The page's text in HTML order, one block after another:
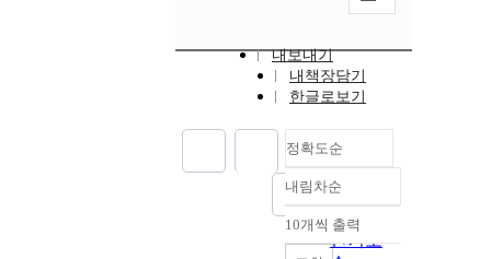
내보내기
내책장담기
한글로보기
정확도순
정확도
순
인기도
내림차순
내림차순
10개씩 출력